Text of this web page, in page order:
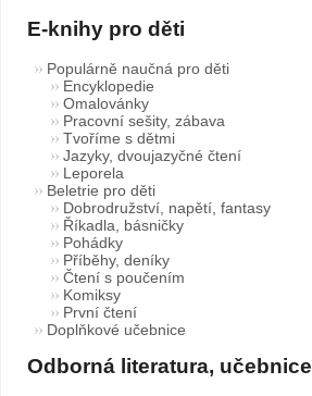
E-knihy pro děti
Populárně naučná pro děti
Encyklopedie
Omalovánky
Pracovní sešity, zábava
Tvoříme s dětmi
Jazyky, dvoujazyčné čtení
Leporela
Beletrie pro děti
Dobrodružství, napětí, fantasy
Říkadla, básničky
Pohádky
Příběhy, deníky
Čtení s poučením
Komiksy
První čtení
Doplňkové učebnice
Odborná literatura, učebnice